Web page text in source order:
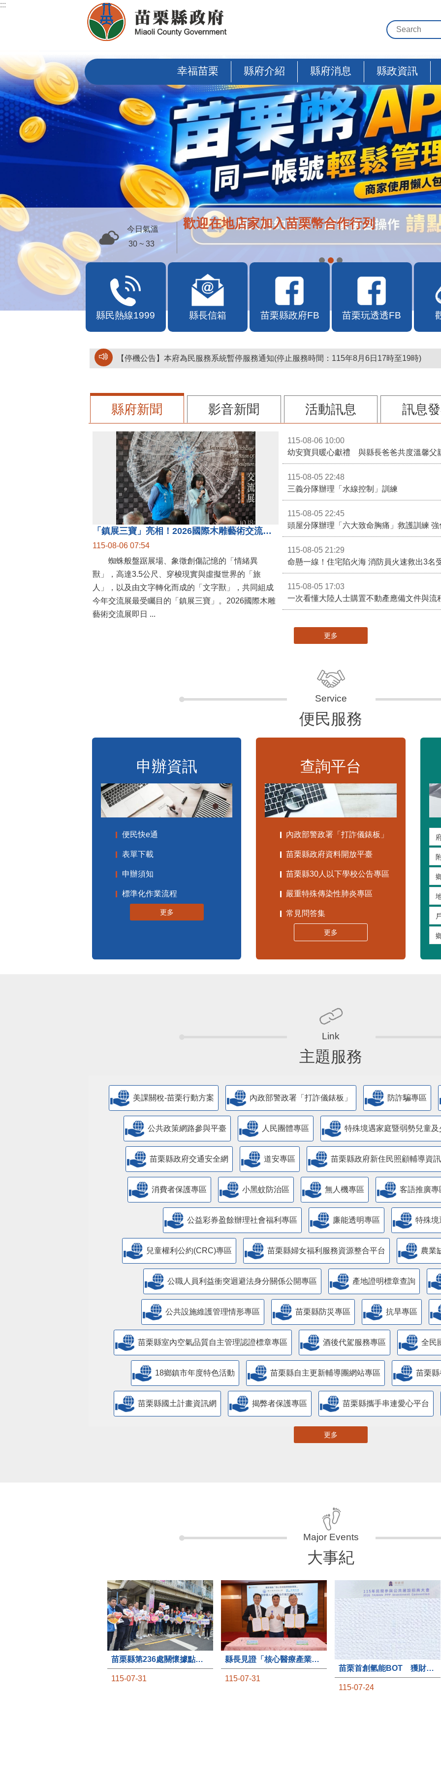
跳到主要內容區塊
:::
幸福苗栗 縣府介紹 縣府消息 縣政資訊
歡迎在地店家加入苗栗幣合作行列
今日氣溫
30 ~ 33
縣民熱線1999 縣長信箱 苗栗縣政府FB 苗栗玩透透FB
【停機公告】本府為民服務系統暫停服務通知(停止服務時間：115年8月6日17時至19時)
縣府新聞 影音新聞 活動訊息 訊息
「鎮展三寶」亮相！2026國際木雕藝術交流展登場 國際木雕競賽得獎入圍名單同步揭曉
115-08-06 07:54
蜘蛛般盤踞展場、象徵創傷記憶的「情緒異
獸」，高達3.5公尺、穿梭現實與虛擬世界的「旅
人」，以及由文字轉化而成的「文字獸」，共同組成
今年交流展最受矚目的「鎮展三寶」。2026國際木雕
115-08-06 10:00
幼安寶貝暖心獻禮 與縣長爸爸共度溫馨父
115-08-05 22:48
三義分隊辦理「水線控制」訓練
115-08-05 22:45
頭屋分隊辦理「六大致命胸痛」救護訓練
115-08-05 21:29
命懸一線！住宅陷火海 消防員火速救出3名
115-08-05 17:03
一次看懂大陸人士購置不動產應備文件與流
更多
便民服務
申辦資訊
便民快e通
表單下載
申辦須知
標準化作業流程
更多
查詢平台
內政部警政署「打詐儀錶板」
苗栗縣政府資料開放平臺
苗栗縣30人以下學校公告專區
嚴重特殊傳染性肺炎專區
常見問答集
更多
主題服務
美課關稅-苗栗行動方案 內政部警政署「打詐儀錶板」 防詐騙專區
公共政策網路參與平臺 人民團體專區 特殊境遇家庭暨弱勢兒童
苗栗縣政府交通安全網 道安專區 苗栗縣政府新住民照顧輔導資
消費者保護專區 小黑蚊防治區 無人機專區 客語推廣專
公益彩券盈餘辦理社會福利專區 廉能透明專區 特殊境
兒童權利公約(CRC)專區 苗栗縣婦女福利服務資源整合平台 農業
公職人員利益衝突迴避法身分關係公開專區 產地證明標章查詢
​公共設施維護管理情形專區 苗栗縣防災專區 抗旱專區
苗栗縣室內空氣品質自主管理認證標章專區 酒後代駕服務專區 全民
18鄉鎮市年度特色活動 苗栗縣自主更新輔導團網站專區 苗栗
苗栗縣國土計畫資訊網 揭弊者保護專區 苗栗縣攜手串連愛心平台
更多
大事紀
苗栗縣第236處關懷據點在苗栗市維祥里揭牌
115-07-31 115-07-31
苗栗首創氫能BOT 獲財政部「突破之翼」肯定
115-07-24